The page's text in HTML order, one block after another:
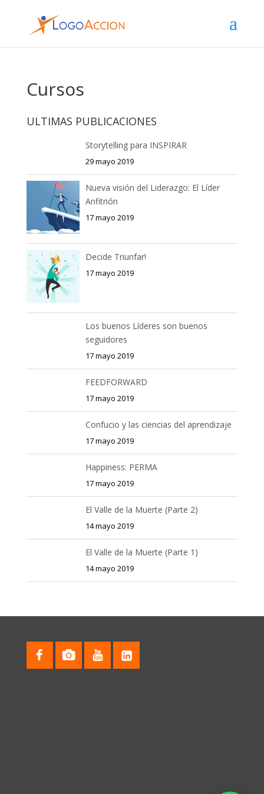
Cursos
ULTIMAS PUBLICACIONES
Storytelling para INSPIRAR
29 mayo 2019
Nueva visión del Liderazgo: El Líder
Anfitrión
17 mayo 2019
Decide Triunfar!
17 mayo 2019
Los buenos Líderes son buenos
seguidores
17 mayo 2019
FEEDFORWARD
17 mayo 2019
Confucio y las ciencias del aprendizaje
17 mayo 2019
Happiness: PERMA
17 mayo 2019
El Valle de la Muerte (Parte 2)
14 mayo 2019
El Valle de la Muerte (Parte 1)
14 mayo 2019